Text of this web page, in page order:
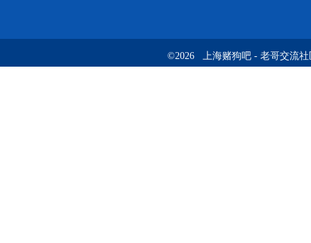
©2026 上海赌狗吧 - 老哥交流社